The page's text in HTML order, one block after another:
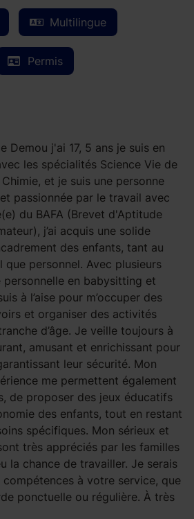
Multilingue
Permis
Demou j'ai 17, 5 ans je suis en
les spécialités Science Vie de
et je suis une personne
passionnée par le travail avec
du BAFA (Brevet d'Aptitude
j’ai acquis une solide
des enfants, tant au
que personnel. Avec plusieurs
personnelle en babysitting et
à l’aise pour m’occuper des
et organiser des activités
d’âge. Je veille toujours à
amusant et enrichissant pour
leur sécurité. Mon
me permettent également
de proposer des jeux éducatifs
des enfants, tout en restant
spécifiques. Mon sérieux et
très appréciés par les familles
la chance de travailler. Je serais
à votre service, que
ponctuelle ou régulière. À très